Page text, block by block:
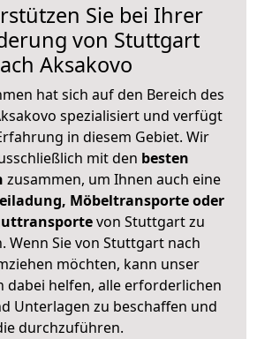
Sie bei Ihrer
von Stuttgart
Aksakovo
hat sich auf den Bereich des
spezialisiert und verfügt
in diesem Gebiet. Wir
mit den besten
zusammen, um Ihnen auch eine
Möbeltransporte oder
von Stuttgart zu
Wenn Sie von Stuttgart nach
möchten, kann unser
dabei helfen, alle erforderlichen
Unterlagen zu beschaffen und
durchzuführen.